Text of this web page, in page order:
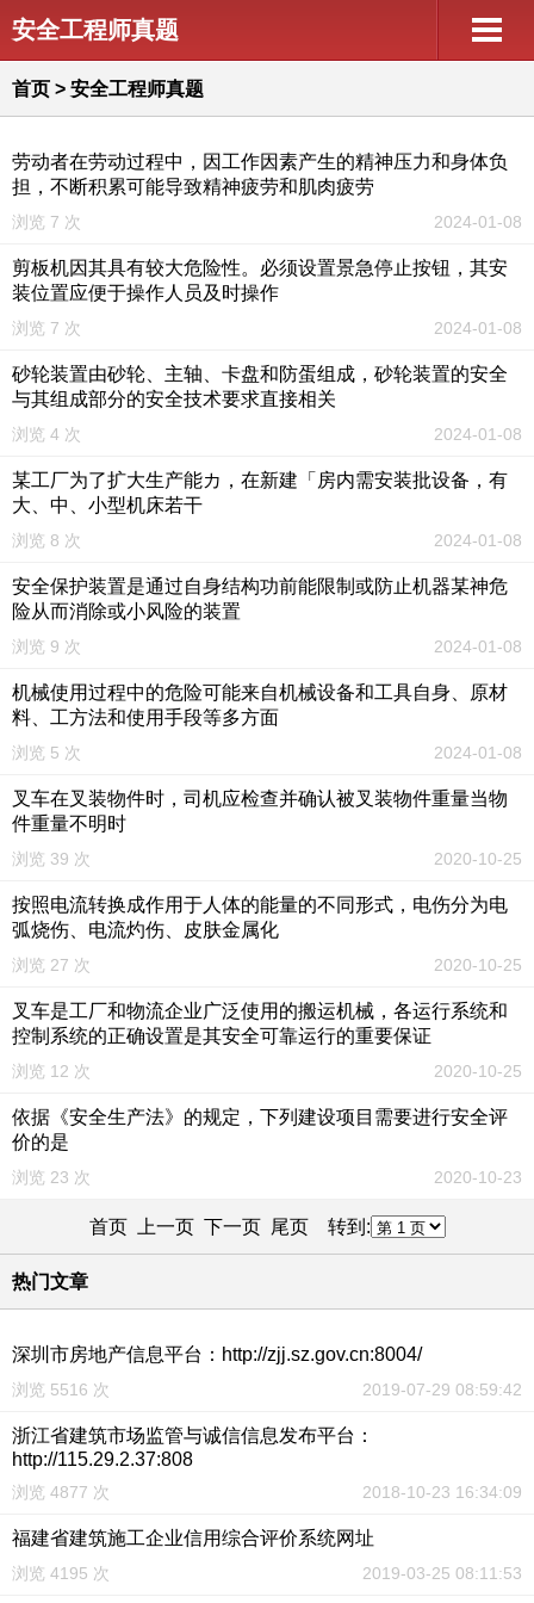
安全工程师真题
首页 > 安全工程师真题
劳动者在劳动过程中，因工作因素产生的精神压力和身体负
担，不断积累可能导致精神疲劳和肌肉疲劳
浏览 7 次 2024-01-08
剪板机因其具有较大危险性。必须设置景急停止按钮，其安
装位置应便于操作人员及时操作
浏览 7 次 2024-01-08
砂轮装置由砂轮、主轴、卡盘和防蛋组成，砂轮装置的安全
与其组成部分的安全技术要求直接相关
浏览 4 次 2024-01-08
某工厂为了扩大生产能カ，在新建「房内需安装批设备，有
大、中、小型机床若干
浏览 8 次 2024-01-08
安全保护装置是通过自身结构功前能限制或防止机器某神危
险从而消除或小风险的装置
浏览 9 次 2024-01-08
机械使用过程中的危险可能来自机械设备和工具自身、原材
料、工方法和使用手段等多方面
浏览 5 次 2024-01-08
叉车在叉装物件时，司机应检查并确认被叉装物件重量当物
件重量不明时
浏览 39 次 2020-10-25
按照电流转换成作用于人体的能量的不同形式，电伤分为电
弧烧伤、电流灼伤、皮肤金属化
浏览 27 次 2020-10-25
叉车是工厂和物流企业广泛使用的搬运机械，各运行系统和
控制系统的正确设置是其安全可靠运行的重要保证
浏览 12 次 2020-10-25
依据《安全生产法》的规定，下列建设项目需要进行安全评
价的是
浏览 23 次 2020-10-23
首页 上一页 下一页 尾页转到:
热门文章
深圳市房地产信息平台：http://zjj.sz.gov.cn:8004/
浏览 5516 次 2019-07-29 08:59:42
浙江省建筑市场监管与诚信信息发布平台：
http://115.29.2.37:808
浏览 4877 次 2018-10-23 16:34:09
福建省建筑施工企业信用综合评价系统网址
浏览 4195 次 2019-03-25 08:11:53